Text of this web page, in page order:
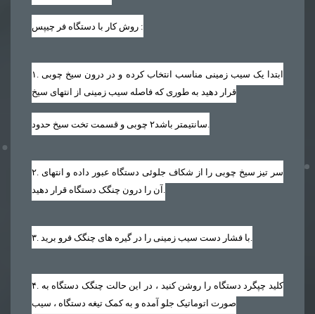
روش کار با دستگاه فر چیپس :
۱
قرار دهید به طوری که فاصله سیب زمینی از انتهای سیخ
۲سانتیمتر باشد
۲
۳
۴
صورت اتوماتیک جلو آمده و به کمک تیغه دستگاه ، سیب